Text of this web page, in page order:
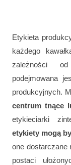
Etykieta
każdego
zależności
podejmowana
produkcyjnych.
centrum tnące
etykieciarki
etykiety mogą
one dostarczane
postaci